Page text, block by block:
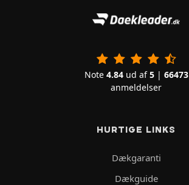
Note 4.84ud af5| 66473
anmeldelser
HURTIGE LINKS
Dækgaranti
Dækguide